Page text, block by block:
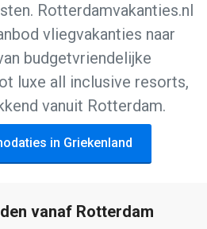
Rotterdamvakanties.nl
vliegvakanties naar
budgetvriendelijke
luxe all inclusive resorts,
vanuit Rotterdam.
in Griekenland
vanaf Rotterdam